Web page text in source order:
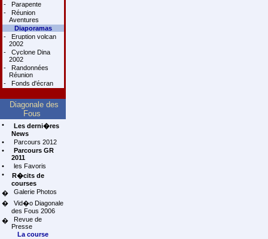
-
Parapente
-
Réunion
Aventures
Diaporamas
-
Eruption volcan
2002
-
Cyclone Dina
2002
-
Randonnées
Réunion
-
Fonds d'écran
Diagonale des
Fous
•
Les derni�res
News
•
Parcours 2012
•
Parcours GR
2011
•
les Favoris
•
R�cits de
courses
�
Galerie Photos
�
Vid�o Diagonale
des Fous 2006
�
Revue de
Presse
La course